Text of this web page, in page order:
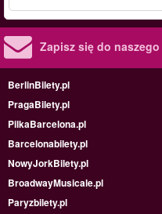
Zapisz się do
BerlinBilety.pl
PragaBilety.pl
PilkaBarcelona.pl
Barcelonabilety.pl
NowyJorkBilety.pl
BroadwayMusicale.pl
Paryzbilety.pl